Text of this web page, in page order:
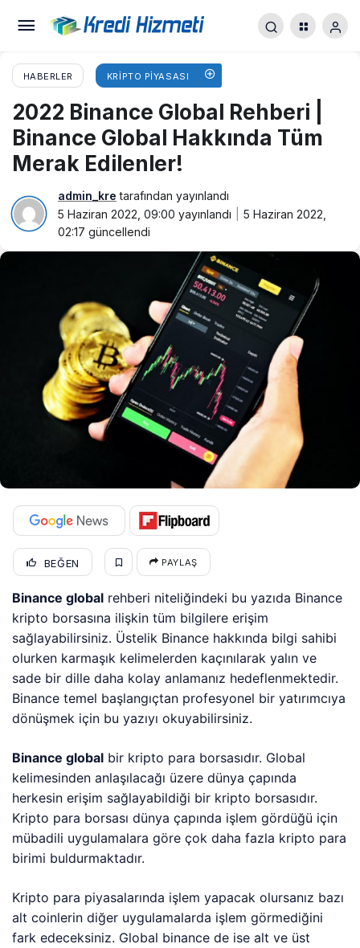
HABERLER KRIPTO PIYASASI
2022 Binance Global Rehberi |
Binance Global Hakkında Tüm
Merak Edilenler!
admin_kre tarafından yayınlandı
5 Haziran 2022, 09:00 yayınlandı
5 Haziran 2022,
02:17 güncellendi
BEĞEN PAYLAŞ
Binance global rehberi niteliğindeki bu yazıda Binance
kripto borsasına ilişkin tüm bilgilere erişim
sağlayabilirsiniz. Üstelik Binance hakkında bilgi sahibi
olurken karmaşık kelimelerden kaçınılarak yalın ve
sade bir dille daha kolay anlamanız hedeflenmektedir.
Binance temel başlangıçtan profesyonel bir yatırımcıya
dönüşmek için bu yazıyı okuyabilirsiniz.
Binance global bir kripto para borsasıdır. Global
kelimesinden anlaşılacağı üzere dünya çapında
herkesin erişim sağlayabildiği bir kripto borsasıdır.
Kripto para borsası dünya çapında işlem gördüğü için
mübadili uygulamalara göre çok daha fazla kripto para
birimi buldurmaktadır.
Kripto para piyasalarında işlem yapacak olursanız bazı
alt coinlerin diğer uygulamalarda işlem görmediğini
fark edeceksiniz. Global binance de ise alt ve üst